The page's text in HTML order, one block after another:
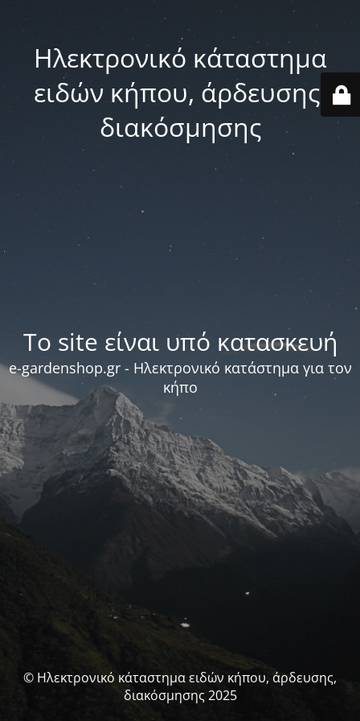
Ηλεκτρονικό κάταστημα
ειδών κήπου, άρδευσης,
διακόσμησης
Το site είναι υπό κατασκευή
e-gardenshop.gr - Ηλεκτρονικό κατάστημα για τον
κήπο
© Ηλεκτρονικό κάταστημα ειδών κήπου, άρδευσης,
διακόσμησης 2025